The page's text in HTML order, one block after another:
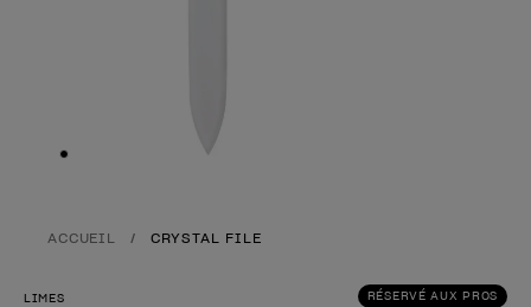
Skip to slide
ACCUEIL CRYSTAL FILE
RÉSERVÉ AUX PROS
LIMES